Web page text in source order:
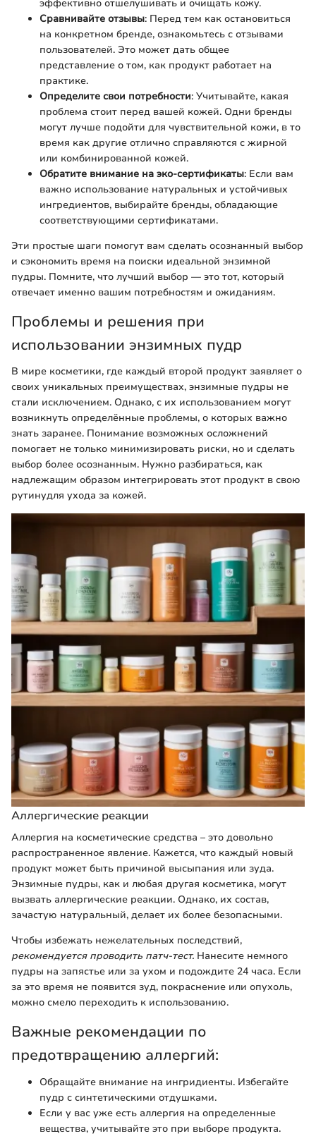
эффективно отшелушивать и очищать кожу.
Сравнивайте отзывы: Перед тем как остановиться
на конкретном бренде, ознакомьтесь с отзывами
пользователей. Это может дать общее
представление о том, как продукт работает на
практике.
Определите свои потребности: Учитывайте, какая
проблема стоит перед вашей кожей. Одни бренды
могут лучше подойти для чувствительной кожи, в то
время как другие отлично справляются с жирной
или комбинированной кожей.
Обратите внимание на эко-сертификаты: Если вам
важно использование натуральных и устойчивых
ингредиентов, выбирайте бренды, обладающие
соответствующими сертификатами.
Эти простые шаги помогут вам сделать осознанный выбор
и сэкономить время на поиски идеальной энзимной
пудры. Помните, что лучший выбор — это тот, который
отвечает именно вашим потребностям и ожиданиям.
Проблемы и решения при
использовании энзимных пудр
В мире косметики, где каждый второй продукт заявляет о
своих уникальных преимуществах, энзимные пудры не
стали исключением. Однако, с их использованием могут
возникнуть определённые проблемы, о которых важно
знать заранее. Понимание возможных осложнений
помогает не только минимизировать риски, но и сделать
выбор более осознанным. Нужно разбираться, как
надлежащим образом интегрировать этот продукт в свою
рутинудля ухода за кожей.
Аллергические реакции
Аллергия на косметические средства – это довольно
распространенное явление. Кажется, что каждый новый
продукт может быть причиной высыпания или зуда.
Энзимные пудры, как и любая другая косметика, могут
вызвать аллергические реакции. Однако, их состав,
зачастую натуральный, делает их более безопасными.
Чтобы избежать нежелательных последствий,
рекомендуется проводить патч-тест. Нанесите немного
пудры на запястье или за ухом и подождите 24 часа. Если
за это время не появится зуд, покраснение или опухоль,
можно смело переходить к использованию.
Важные рекомендации по
предотвращению аллергий:
Обращайте внимание на ингридиенты. Избегайте
пудр с синтетическими отдушками.
Если у вас уже есть аллергия на определенные
вещества, учитывайте это при выборе продукта.